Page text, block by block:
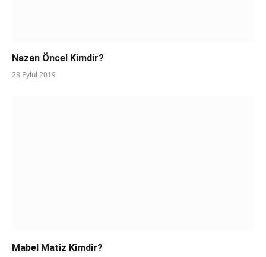
Nazan Öncel Kimdir?
28 Eylül 2019
Mabel Matiz Kimdir?